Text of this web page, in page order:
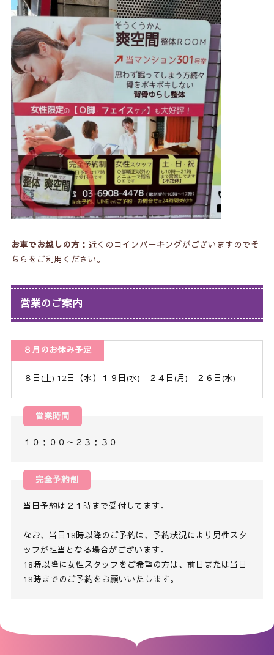
お車でお越しの方： 近くのコインパーキングがございますのでそ
ちらをご利用ください。
営業のご案内
８月のお休み予定
８日(土) 12日（水）１９日(水) ２４日(月) ２６日(水)
営業時間
１０：００～２３：３０
完全予約制
当日予約は２１時まで受付してます。
なお、当日18時以降のご予約は、予約状況により男性スタ
ッフが担当となる場合がございます。
18時以降に女性スタッフをご希望の方は、前日または当日
18時までのご予約をお願いいたします。